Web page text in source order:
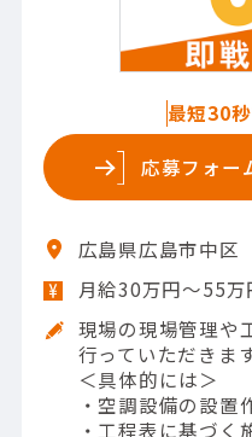
最短30
応募フォー
広島県広島市中区
月給30万円～55
現場の現場管理や
行っていただきます
＜具体的には＞
・空調設備の設置
・工程表に基づく